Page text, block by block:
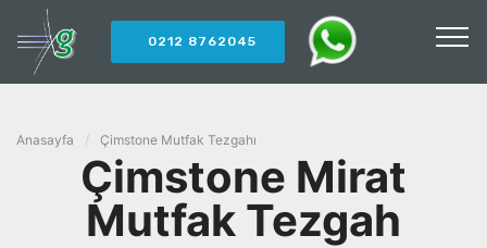
0212 8762045
Anasayfa / Çimstone Mutfak Tezgahı
Çimstone Mirat
Mutfak Tezgah